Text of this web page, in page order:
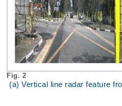
Fig. 2
(a) Vertical line radar feature